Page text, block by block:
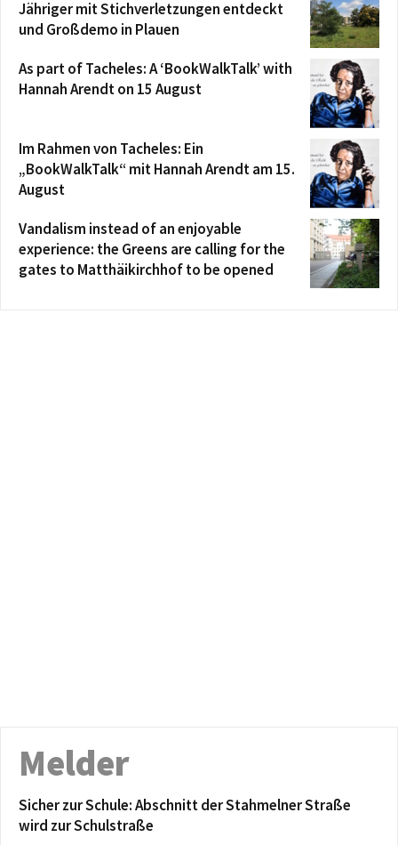
Jähriger mit Stichverletzungen entdeckt
und Großdemo in Plauen
As part of Tacheles: A ‘BookWalkTalk’ with
Hannah Arendt on 15 August
Im Rahmen von Tacheles: Ein
„BookWalkTalk“ mit Hannah Arendt am 15.
August
Vandalism instead of an enjoyable
experience: the Greens are calling for the
gates to Matthäikirchhof to be opened
Melder
Sicher zur Schule: Abschnitt der Stahmelner Straße
wird zur Schulstraße